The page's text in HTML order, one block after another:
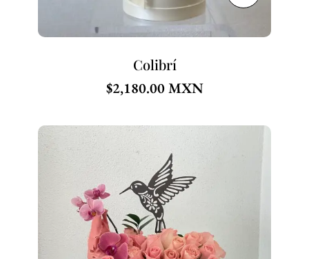
Colibrí
$2,180.00